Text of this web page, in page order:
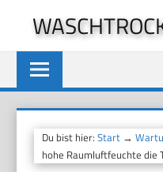
springen
Du bist hier:Start →
hohe Raumluftfeuchte die